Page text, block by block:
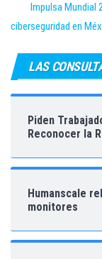
Impulsa
ciberseguridad en
LAS
Piden
Reconocer la
Humanscale
monitores